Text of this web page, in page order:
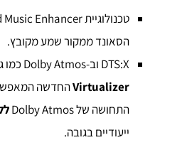
הסאונד ממקור שמע מקובץ.
DTS:X וב-Dolby Atmos כמו גם בטכנולוגיית
Virtualizerהחדשה
התחושה של Dolby Atmos
ייעודיים בגובה.